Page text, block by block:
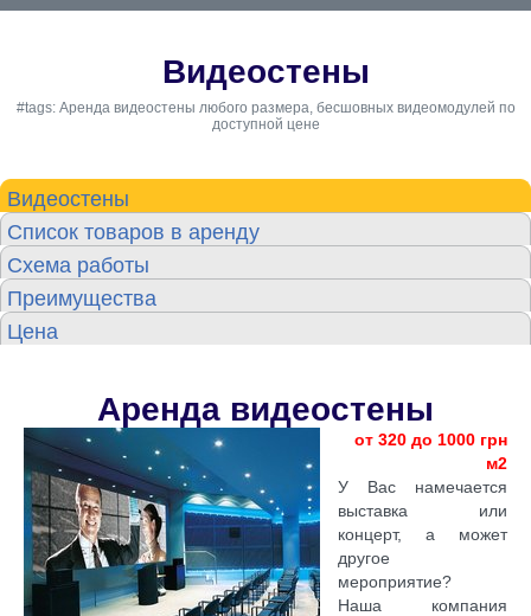
Видеостены
#tags: Аренда видеостены любого размера, бесшовных видеомодулей по
доступной цене
Видеостены
Список товаров в аренду
Схема работы
Преимущества
Цена
Аренда видеостены
от 320 до 1000 грн
м2
У Вас намечается
выставка или
концерт, а может
другое
мероприятие?
Наша компания